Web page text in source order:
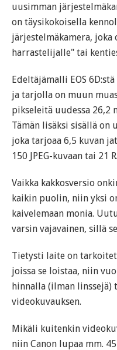
uusimman
on täysikokoisella
järjestelmäkamera,
harrastelijalle" tai
Edeltäjämalli EOS
ja tarjolla on muun
pikseleitä uudessa 26,2
Tämän lisäksi sisällä on
joka tarjoaa 6,5 kuvan
150 JPEG-kuvaan tai 21
Vaikka kakkosversio
kaikin puolin, niin yksi
kaivelemaan monia.
varsin vajavainen, sillä
Tietysti laite on
joissa se loistaa, niin
hinnalla (ilman linssejä)
videokuvauksen.
Mikäli kuitenkin
niin Canon lupaa mm.